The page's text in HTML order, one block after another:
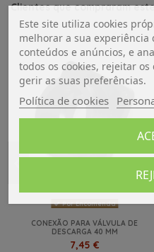
Clientes que compraram
Por Encomenda
CONEXÃO PARA VÁLVULA DE
DESCARGA 40 MM
7,45 €
Este site utiliza cookies
melhorar a sua experiência
conteúdos e anúncios, e
todos os cookies, rejeitar os
gerir as suas preferências.
Política de cookies